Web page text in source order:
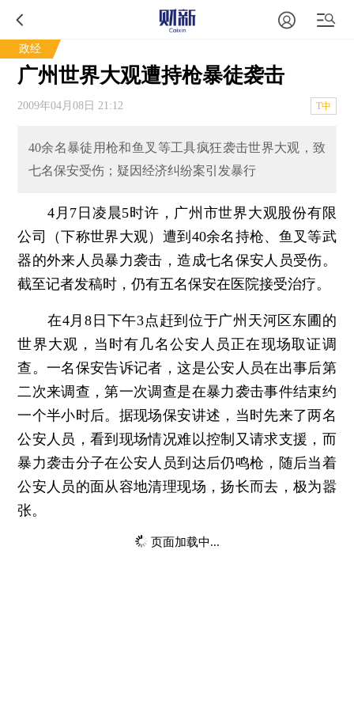
政经
广州世界大观遭持枪暴徒袭击
2009年04月08日 21:12 T中
40余名暴徒用枪和鱼叉等工具疯狂袭击世界大观，致
七名保安受伤；疑因经济纠纷案引发暴行
4月7日凌晨5时许，广州市世界大观股份有限
公司（下称世界大观）遭到40余名持枪、鱼叉等武
器的外来人员暴力袭击，造成七名保安人员受伤。
截至记者发稿时，仍有五名保安在医院接受治疗。
在4月8日下午3点赶到位于广州天河区东圃的
世界大观，当时有几名公安人员正在现场取证调
查。一名保安告诉记者，这是公安人员在出事后第
二次来调查，第一次调查是在暴力袭击事件结束约
一个半小时后。据现场保安讲述，当时先来了两名
公安人员，看到现场情况难以控制又请求支援，而
暴力袭击分子在公安人员到达后仍鸣枪，随后当着
公安人员的面从容地清理现场，扬长而去，极为嚣
张。
页面加载中...